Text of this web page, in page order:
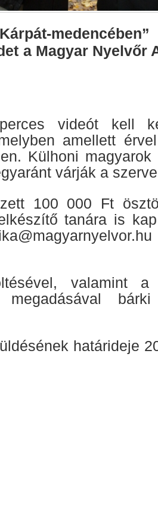
a Magyar Nyelvőr
videót kell
amellett
Külhoni
várják a
100 000 Ft
tanára is
valamint
megadásával
határideje